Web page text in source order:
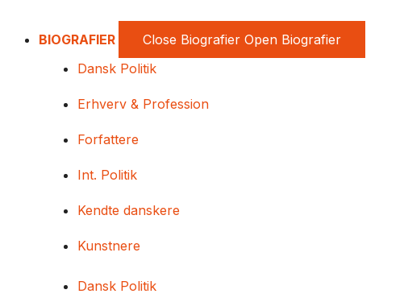
BIOGRAFIER Close Biografier Open Biografier
Dansk Politik
Erhverv & Profession
Forfattere
Int. Politik
Kendte danskere
Kunstnere
Dansk Politik